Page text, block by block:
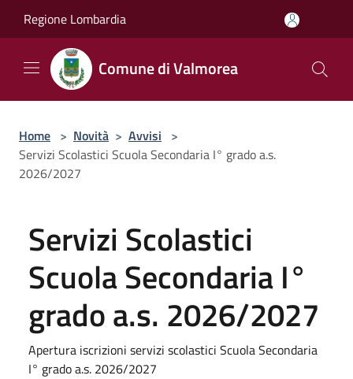
Regione Lombardia
Comune di Valmorea
Home > Novità > Avvisi >
Servizi Scolastici Scuola Secondaria I° grado a.s.
2026/2027
Servizi Scolastici
Scuola Secondaria I°
grado a.s. 2026/2027
Apertura iscrizioni servizi scolastici Scuola Secondaria
I° grado a.s. 2026/2027